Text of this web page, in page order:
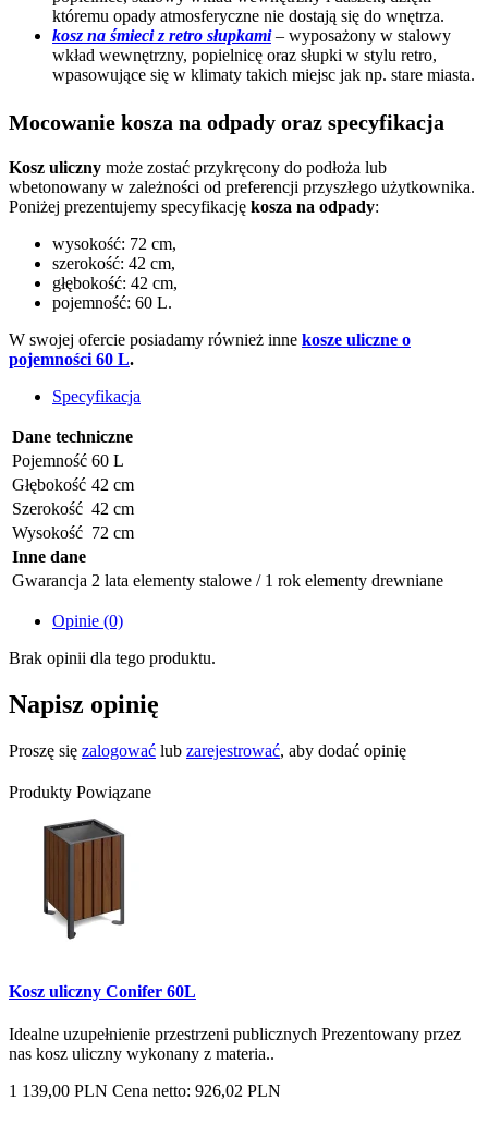
któremu opady atmosferyczne nie dostają się do wnętrza.
kosz na śmieci z retro słupkami– wyposażony w stalowy
wkład wewnętrzny, popielnicę oraz słupki w stylu retro,
wpasowujące się w klimaty takich miejsc jak np. stare miasta.
Mocowanie kosza na odpady oraz specyfikacja
Kosz uliczny może zostać przykręcony do podłoża lub
wbetonowany w zależności od preferencji przyszłego użytkownika.
Poniżej prezentujemy specyfikację kosza na odpady:
wysokość: 72 cm,
szerokość: 42 cm,
głębokość: 42 cm,
pojemność: 60 L.
W swojej ofercie posiadamy również inne kosze uliczne o
pojemności 60 L.
Specyfikacja
Dane techniczne
Pojemność 60 L
Głębokość 42 cm
Szerokość 42 cm
Wysokość 72 cm
Inne dane
Gwarancja 2 lata elementy stalowe / 1 rok elementy drewniane
Opinie (0)
Brak opinii dla tego produktu.
Napisz opinię
Proszę się zalogować lub zarejestrować, aby dodać opinię
Produkty Powiązane
Kosz uliczny Conifer 60L
Idealne uzupełnienie przestrzeni publicznych Prezentowany przez
nas kosz uliczny wykonany z materia..
1 139,00 PLN Cena netto: 926,02 PLN